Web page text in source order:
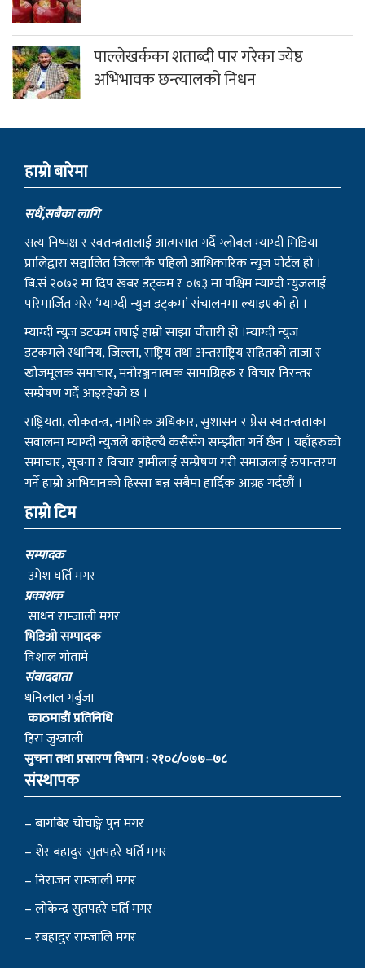
पाल्लेखर्कका शताब्दी पार गरेका ज्येष्ठ
अभिभावक छन्त्यालको निधन
हाम्राे बारेमा
सधैं,सबैका लागि
सत्य निष्पक्ष र स्वतन्त्रतालाई आत्मसात गर्दै ग्लोबल म्याग्दी मिडिया
प्रालिद्वारा सञ्चालित जिल्लाकै पहिलो आधिकारिक न्युज पोर्टल हो ।
बि.सं २०७२ मा दिप खबर डट्कम र ०७३ मा पश्चिम म्याग्दी न्युजलाई
परिमार्जित गरेर ‘म्याग्दी न्युज डट्कम’ संचालनमा ल्याइएको हो ।
म्याग्दी न्युज डटकम तपाई हाम्रो साझा चौतारी हो ।म्याग्दी न्युज
डटकमले स्थानिय, जिल्ला, राष्ट्रिय तथा अन्तराष्ट्रिय सहितको ताजा र
खोजमूलक समाचार, मनोरञ्जनात्मक सामाग्रिहरु र विचार निरन्तर
सम्प्रेषण गर्दै आइरहेको छ ।
राष्ट्रियता, लोकतन्त्र, नागरिक अधिकार, सुशासन र प्रेस स्वतन्त्रताका
सवालमा म्याग्दी न्युजले कहिल्यै कसैसँग सम्झौता गर्ने छैन । यहाँहरुको
समाचार, सूचना र विचार हामीलाई सम्प्रेषण गरी समाजलाई रुपान्तरण
गर्ने हाम्रो आभियानको हिस्सा बन्न सबैमा हार्दिक आग्रह गर्दछौं ।
हाम्रो टिम
सम्पादक
उमेश घर्ति मगर
प्रकाशक
साधन राम्जाली मगर
भिडिओ सम्पादक
विशाल गोतामे
स‌ंवाददाता
धनिलाल गर्बुजा
काठमाडाैं प्रतिनिधि
हिरा जुग्जाली
सुचना तथा प्रसारण विभाग : २१०८/०७७–७८
संस्थापक
– बागबिर चोचाङ्गे पुन मगर
– शेर बहादुर सुतपहरे घर्ति मगर
– निराजन राम्जाली मगर
– लोकेन्द्र सुतपहरे घर्ति मगर
– रबहादुर राम्जालि मगर